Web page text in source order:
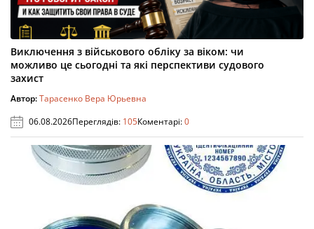
Виключення з військового обліку за віком: чи
можливо це сьогодні та які перспективи судового
захист
Автор:Тарасенко Вера Юрьевна
06.08.2026Переглядів: 105Коментарі:0